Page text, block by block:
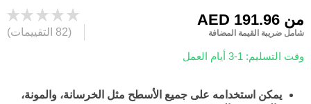
من
شامل ضريبة القيمة المضافة
وقت التسليم: 1-3 أيام العمل
(82 التقييمات)
يمكن استخدامه على جميع الأسطح مثل الخرسانة، والمونة،